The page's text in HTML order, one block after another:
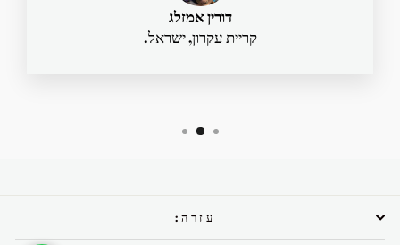
דורין אמזלג
קריית עקרון, ישראל.
עזרה: